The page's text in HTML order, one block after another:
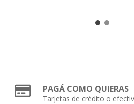
PAGÁ COMO QUIERAS
Tarjetas de crédito o